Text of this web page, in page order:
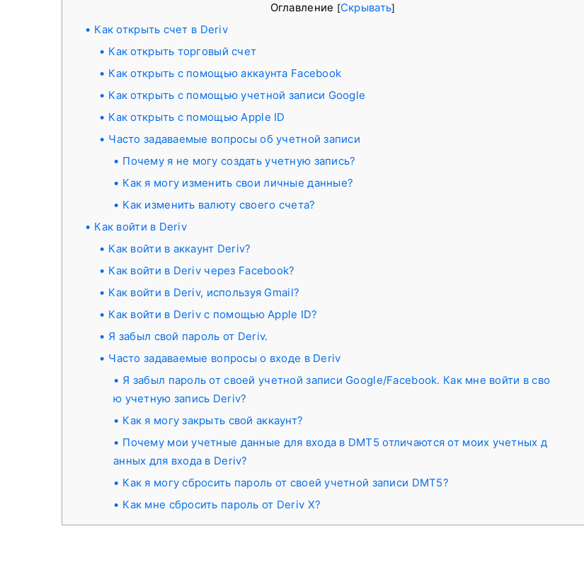
Оглавление [Скрывать]
Как открыть счет в Deriv
Как открыть торговый счет
Как открыть с помощью аккаунта Facebook
Как открыть с помощью учетной записи Google
Как открыть с помощью Apple ID
Часто задаваемые вопросы об учетной записи
Почему я не могу создать учетную запись?
Как я могу изменить свои личные данные?
Как изменить валюту своего счета?
Как войти в Deriv
Как войти в аккаунт Deriv?
Как войти в Deriv через Facebook?
Как войти в Deriv, используя Gmail?
Как войти в Deriv с помощью Apple ID?
Я забыл свой пароль от Deriv.
Часто задаваемые вопросы о входе в Deriv
Я забыл пароль от своей учетной записи Google/Facebook. Как мне войти в сво
ю учетную запись Deriv?
Как я могу закрыть свой аккаунт?
Почему мои учетные данные для входа в DMT5 отличаются от моих учетных д
анных для входа в Deriv?
Как я могу сбросить пароль от своей учетной записи DMT5?
Как мне сбросить пароль от Deriv X?